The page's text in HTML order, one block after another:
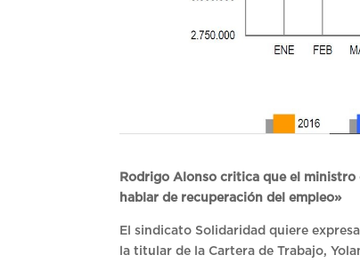
Rodrigo Alonso critica que el ministro
hablar de recuperación del empleo»
El sindicato Solidaridad quiere
la titular de la Cartera de Trabajo,